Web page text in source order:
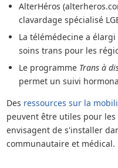
AlterHéros
clavardage spécialisé
La télémédecine a
soins trans pour les
Le programme Trans à
permet un suivi
Des ressources sur la
peuvent être utiles pour
envisagent de s'installer
communautaire et médical.